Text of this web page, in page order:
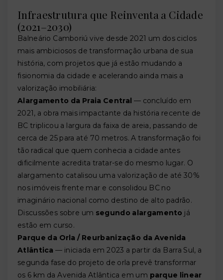
Infraestrutura que Reinventa a Cidade
(2021–2030)
Balneário Camboriú vive desde 2021 um dos ciclos
mais ambiciosos de transformação urbana de sua
história, com projetos que já estão mudando a
fisionomia da cidade e acelerando ainda mais a
valorização imobiliária:
Alargamento da Praia Central — concluído em
2021, a obra mais impactante da história recente de
BC triplicou a largura da faixa de areia, passando de
cerca de 25 para até 70 metros. A transformação foi
tão radical que quem conhecia a cidade antes
dificilmente acredita tratar-se do mesmo lugar. O
alargamento catalisou uma valorização de até 30%
nos imóveis frente mar e consolidou BC no
imaginário nacional como destino de alto padrão.
Discussões sobre um segundo alargamento já
estão em curso.
Parque da Orla / Reurbanização da Avenida
Atlântica — iniciada em 2023 a partir da Barra Sul, a
segunda fase do projeto de orla prevê transformar
os 6 km da Avenida Atlântica em um parque linear